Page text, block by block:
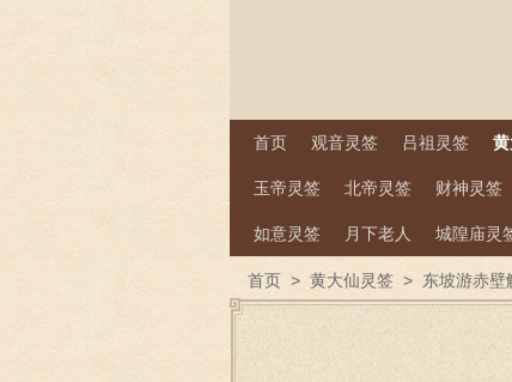
首页 观音灵签 吕祖灵签
玉帝灵签 北帝灵签 财神灵签
如意灵签 月下老人 城隍庙灵
首页 > 黄大仙灵签 > 东坡游赤壁